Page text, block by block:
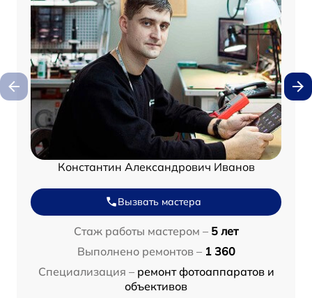
Константин Александрович Иванов
Вызвать мастера
Стаж работы мастером – 5 лет
Выполнено ремонтов – 1 360
Специализация – ремонт фотоаппаратов и
объективов